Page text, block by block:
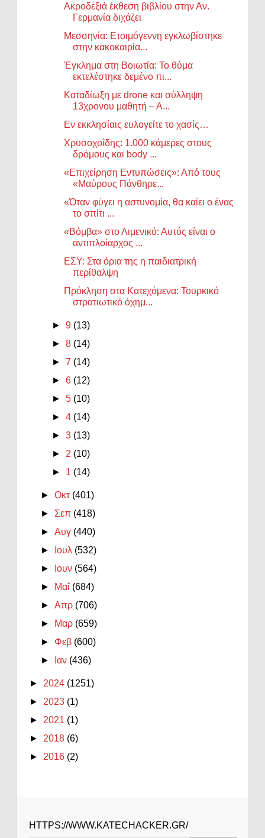
Ακροδεξιά έκθεση βιβλίου στην Αν.
Γερμανία διχάζει
Μεσσηνία: Ετοιμόγεννη εγκλωβίστηκε
στην κακοκαιρία...
Έγκλημα στη Βοιωτία: Το θύμα
εκτελέστηκε δεμένο πι...
Καταδίωξη με drone και σύλληψη
13χρονου μαθητή – Α...
Εν εκκλησίαις ευλογείτε το χασίς…
Χρυσοχοΐδης: 1.000 κάμερες στους
δρόμους και body ...
«Επιχείρηση Εντυπώσεις»: Από τους
«Μαύρους Πάνθηρε...
«Όταν φύγει η αστυνομία, θα καίει ο ένας
το σπίτι ...
«Βόμβα» στο Λιμενικό: Αυτός είναι ο
αντιπλοίαρχος ...
ΕΣΥ: Στα όρια της η παιδιατρική
περίθαλψη
Πρόκληση στα Κατεχόμενα: Τουρκικό
στρατιωτικό όχημ...
►9 (13)
►8 (14)
►7 (14)
►6 (12)
►5 (10)
►4 (14)
►3 (13)
► 2 (10)
► 1 (14)
►Οκτ (401)
► Σεπ (418)
►Αυγ (440)
►
Ιουλ (532)
►
Ιουν (564)
►
Μαΐ (684)
►Απρ (706)
►
Μαρ (659)
► Φεβ (600)
►
Ιαν (436)
► 2024 (1251)
► 2023 (1)
► 2021 (1)
► 2018 (6)
► 2016 (2)
HTTPS://WWW.KATECHACKER.GR/